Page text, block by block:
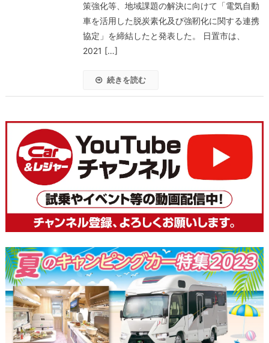
策強化等、地域課題の解決に向けて「電気自動
車を活用した脱炭素化及び強靭化に関する連携
協定」を締結したと発表した。 日置市は、
2021 […]
続きを読む